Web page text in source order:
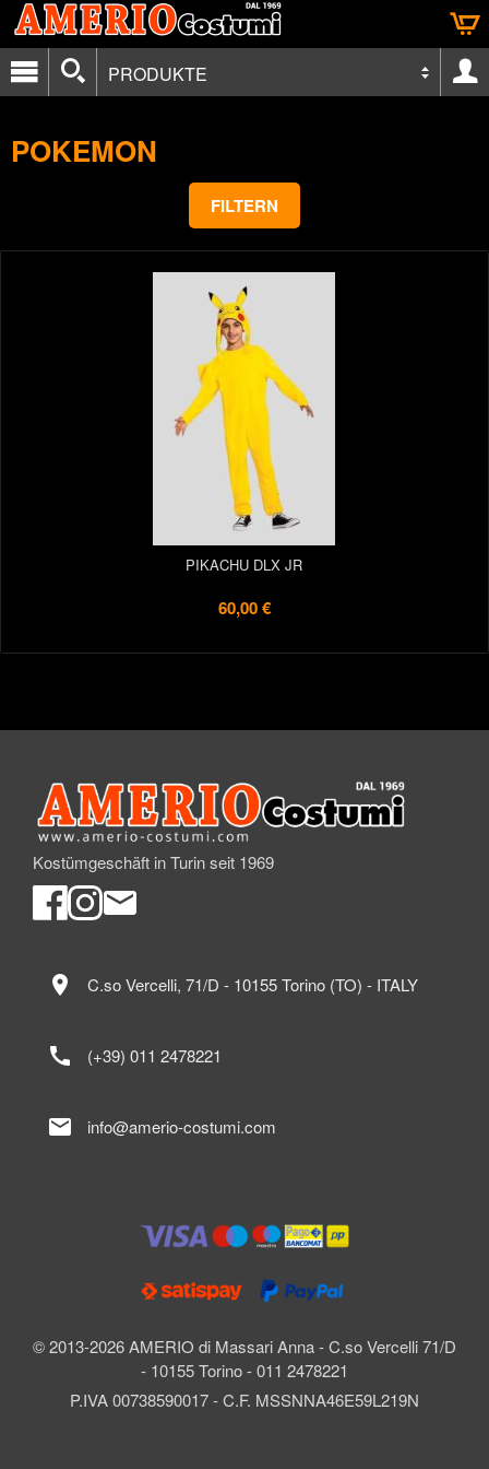
PRODUKTE
POKEMON
FILTERN
PIKACHU DLX JR
60,00 €
Kostümgeschäft in Turin seit 1969
© 2013-2026 AMERIO di Massari Anna - C.so Vercelli 71/D
- 10155 Torino - 011 2478221
P.IVA 00738590017 - C.F. MSSNNA46E59L219N
location_on C.so Vercelli, 71/D - 10155 Torino (TO) - ITALY
call (+39) 011 2478221
mail info@amerio-costumi.com